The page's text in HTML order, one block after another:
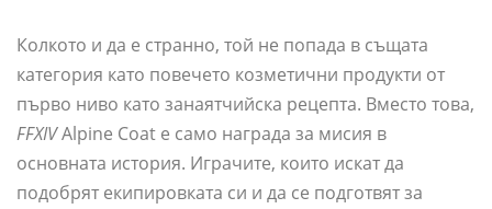
Колкото и да е странно, той не попада в същата
категория като повечето козметични продукти от
първо ниво като занаятчийска рецепта. Вместо това,
FFXIVAlpine Coat е само награда за мисия в
основната история. Играчите, които искат да
подобрят екипировката си и да се подготвят за